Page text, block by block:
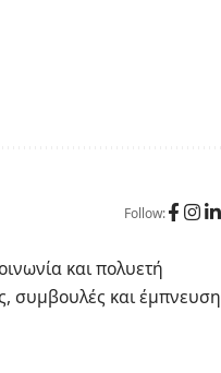
Follow:
και πολυετή
συμβουλές και έμπνευση